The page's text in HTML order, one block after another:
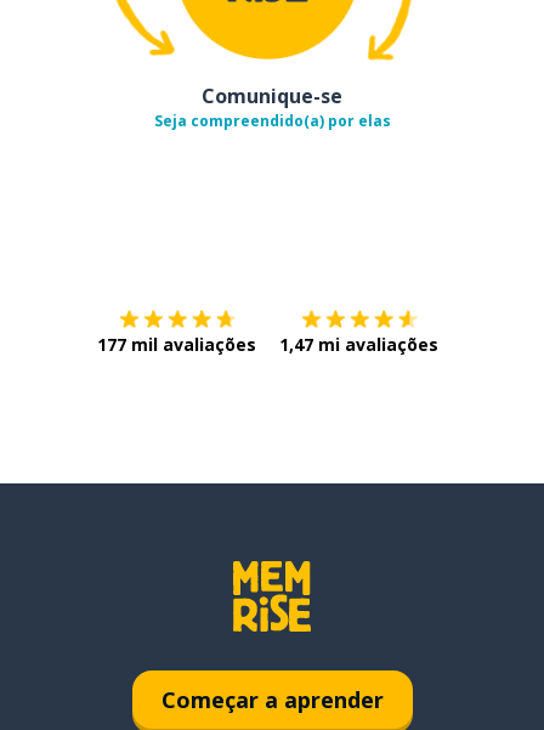
Comunique-se
Seja compreendido(a) por elas
177 mil avaliações 1,47 mi avaliações
Começar a aprender